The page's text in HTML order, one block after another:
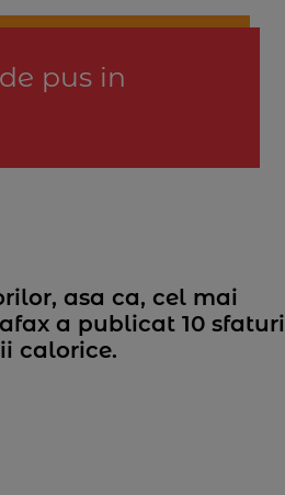
pus in
asa ca, cel mai
a publicat 10 sfaturi
calorice.